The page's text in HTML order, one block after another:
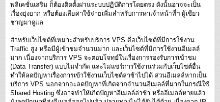
พลิเคชั่นเสริม ก็ต้องติดตั้งผ่านระบบปฏิบัติการโดยตรง ดังนั้นอาจจะเป็น
เรื่องยุ่งยาก หรือต้องเสียค่าใช้จ่ายเพิ่มสำหรับการหาเจ้าหน้าที่ฯ ผู้เชียว
ชาญมาดูแล
สำหรับเว็บไซต์ที่เหมาะสำหรับบริการ VPS คือเว็บไซต์ที่มีการใช้งาน
Traffic สูง หรือมีผู้เข้าชมจำนวนมาก และเว็บไซต์ที่มีการใช้งานอีเมลล์
มาก เนื่องจากบริการ VPS จะตอบโจทย์ในเรื่องการรองรับการเข้าชม
(Data Transfer) แบบไม่จำกัด และไม่แชร์การใช้งานร่วมกับเว็บไซต์อื่น
ทำให้ลดปัญหาเรื่องการเข้าใช้งานเว็บไซต์ล่าช้าไปได้ ส่วนอีเมลล์หากเป็น
บริการ VPS นอกจากจะลดปัญหาที่เกิดจากจำนวนอีเมลล์ที่มากในกรณีใช้
Shared Hosting ซึ่งอาจทำให้เกิดปัญหาอีเมลล์ล่าช้า หรืออีเมลล์หายแล้ว